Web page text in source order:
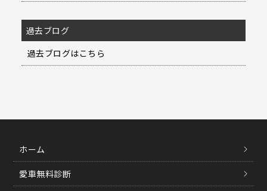
過去ブログ
過去ブログはこちら
ホーム
愛車無料診断